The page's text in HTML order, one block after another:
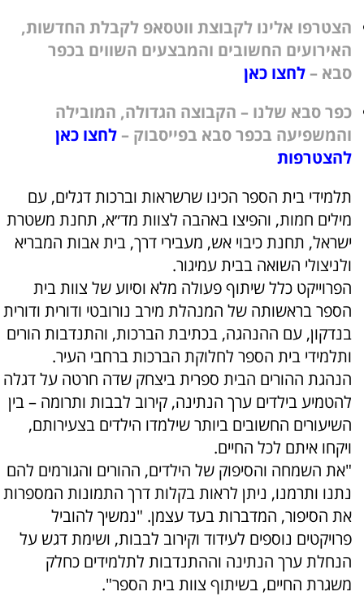
הצטרפו אלינו לקבוצת ווטסאפ לקבלת החדשות,
האירועים החשובים והמבצעים השווים בכפר
סבא – לחצו כאן
כפר סבא שלנו – הקבוצה הגדולה, המובילה
והמשפיעה בכפר סבא בפייסבוק – לחצו כאן
להצטרפות
תלמידי בית הספר הכינו שרשראות וברכות דגלים, עם
מילים חמות, והפיצו באהבה לצוות מד״א, תחנת משטרת
ישראל, תחנת כיבוי אש, מעבירי דרך, בית אבות המבריא
ולניצולי השואה בבית עמיגור.
הפרוייקט כלל שיתוף פעולה מלא וסיוע של צוות בית
הספר בראשותה של המנהלת מירב נורובטי ודורית ודורית
בנדקון, עם ההנהגה, בכתיבת הברכות, והתנדבות הורים
ותלמידי בית הספר לחלוקת הברכות ברחבי העיר.
הנהגת ההורים הבית ספרית ביצחק שדה חרטה על דגלה
להטמיע בילדים ערך הנתינה, קירוב לבבות ותרומה – בין
השיעורים החשובים ביותר שילמדו הילדים בצעירותם,
ויקחו איתם לכל החיים.
"את השמחה והסיפוק של הילדים, ההורים והגורמים להם
נתנו ותרמנו, ניתן לראות בקלות דרך התמונות המספרות
את הסיפור, המדברות בעד עצמן. "נמשיך להוביל
פרויקטים נוספים לעידוד וקירוב לבבות, ושימת דגש על
הנחלת ערך הנתינה וההתנדבות לתלמידים כחלק
משגרת החיים, בשיתוף צוות בית הספר".